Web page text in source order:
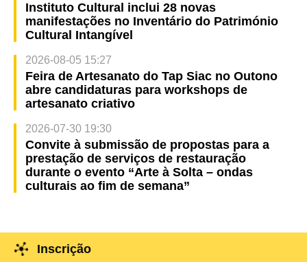
Instituto Cultural inclui 28 novas
manifestações no Inventário do Património
Cultural Intangível
2026-08-05 15:27
Feira de Artesanato do Tap Siac no Outono
abre candidaturas para workshops de
artesanato criativo
2026-07-30 19:30
Convite à submissão de propostas para a
prestação de serviços de restauração
durante o evento “Arte à Solta – ondas
culturais ao fim de semana”
Inscrição